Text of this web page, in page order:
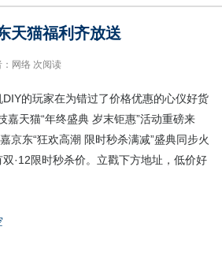
天猫福利齐放送
：网络 次阅读
的玩家在为错过了价格优惠的心仪好货
天猫“年终盛典 岁末钜惠”活动重磅来
京东“狂欢高潮 限时秒杀满减”盛典同步火
·12限时秒杀价。立戳下方地址，低价好